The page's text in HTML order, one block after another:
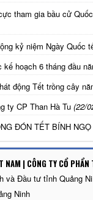
tham gia bầu cử
kỷ niệm Ngày Quốc
hoạch 6 tháng đầu
động Tết trồng cây
ty CP Than Hà Tu (22/
ĐÓN TẾT BÍNH
NAM | CÔNG TY CỔ
và Đầu tư tỉnh Quảng
Ninh